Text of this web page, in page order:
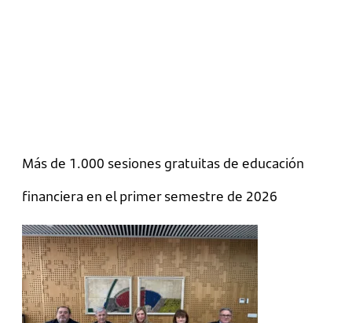
Más de 1.000 sesiones gratuitas de educación
financiera en el primer semestre de 2026